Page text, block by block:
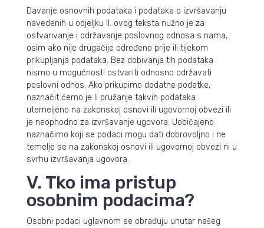
Davanje osnovnih podataka i podataka o izvršavanju
navedenih u odjeljku II. ovog teksta nužno je za
ostvarivanje i održavanje poslovnog odnosa s nama,
osim ako nije drugačije određeno prije ili tijekom
prikupljanja podataka. Bez dobivanja tih podataka
nismo u mogućnosti ostvariti odnosno održavati
poslovni odnos. Ako prikupimo dodatne podatke,
naznačit ćemo je li pružanje takvih podataka
utemeljeno na zakonskoj osnovi ili ugovornoj obvezi ili
je neophodno za izvršavanje ugovora. Uobičajeno
naznačimo koji se podaci mogu dati dobrovoljno i ne
temelje se na zakonskoj osnovi ili ugovornoj obvezi ni u
svrhu izvršavanja ugovora.
V. Tko ima pristup
osobnim podacima?
Osobni podaci uglavnom se obrađuju unutar našeg